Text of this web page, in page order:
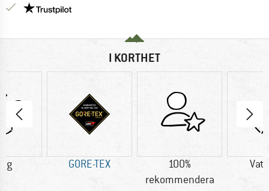
Trust Pilot-garanti - hitta all information här!
I KORTHET
g GORE-TEX
100%
rekommendera